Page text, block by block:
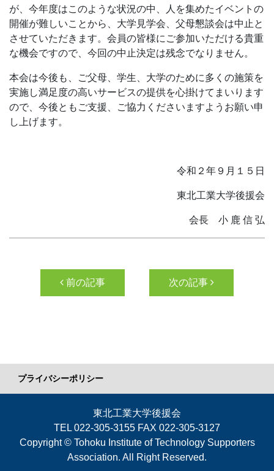
が、今年度はこのような状況の中、人を集めたイベントの
開催が難しいことから、大学見学会、父母懇談会は中止と
させていただきます。会員の皆様にご参加いただける貴重
な機会ですので、今回の中止決定は残念でなりません。
本会は今後も、ご父母、学生、大学のために多くの施策を
実施し満足度の高いサービスの提供を心掛けてまいります
ので、今後ともご支援、ご協力くださいますようお願い申
し上げます。
令和２年９月１５日
東北工業大学後援会
会長 小 鹿 信 弘
投稿ナビゲーション
前の記事 次の記事
プライバシーポリシー
東北工業大学後援会
TEL 022-305-3155 FAX 022-305-3127
Copyright © Tohoku Institute of Technology Supporters
Association. All Right Reserved.